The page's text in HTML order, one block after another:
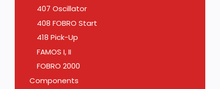
407 Oscillator
408 FOBRO Start
418 Pick-Up
FAMOS I, II
FOBRO 2000
Components